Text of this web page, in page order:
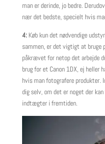
man er derinde, jo bedre.
nær det bedste, specielt hvis
4:Køb kun det nødvendige
sammen, er det vigtigt at bruge
påkrævet for netop det arbejde
brug for et Canon 1DX, ej heller
hvis man fotografere produkter.
dig selv, om det er noget der
indtægter i fremtiden.